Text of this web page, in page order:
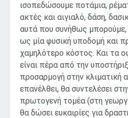
ισοπεδώσουμε ποτάμια,
ακτές και αιγιαλό, δάση,
αυτά που συνήθως μπορούμε,
ως μία φυσική υποδομή και
χαμηλότερο κόστος. Και τα
είναι πέρα από την
προσαρμογή στην κλιματική
επανέλθει, θα συντελέσει
πρωτογενή τομέα (στη
θα δώσει ευκαιρίες για